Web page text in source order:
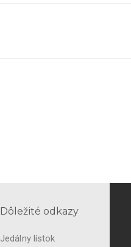
Dôležité odkazy
Jedálny lístok